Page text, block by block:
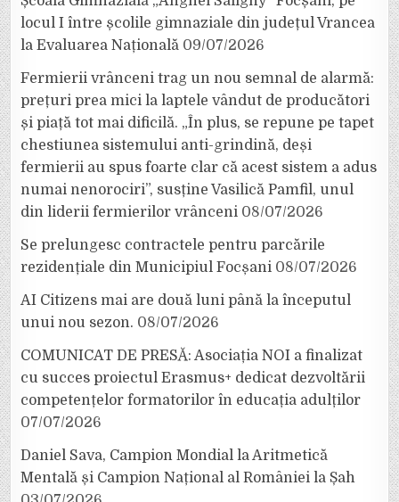
locul I între școlile gimnaziale din județul Vrancea
la Evaluarea Națională 09/07/2026
Fermierii vrânceni trag un nou semnal de alarmă:
prețuri prea mici la laptele vândut de producători
și piață tot mai dificilă. „În plus, se repune pe tapet
chestiunea sistemului anti-grindină, deși
fermierii au spus foarte clar că acest sistem a adus
numai nenorociri”, susține Vasilică Pamfil, unul
din liderii fermierilor vrânceni 08/07/2026
Se prelungesc contractele pentru parcările
rezidențiale din Municipiul Focșani 08/07/2026
AI Citizens mai are două luni până la începutul
unui nou sezon. 08/07/2026
COMUNICAT DE PRESĂ: Asociația NOI a finalizat
cu succes proiectul Erasmus+ dedicat dezvoltării
competențelor formatorilor în educația adulților
07/07/2026
Daniel Sava, Campion Mondial la Aritmetică
Mentală și Campion Național al României la Șah